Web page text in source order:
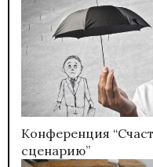
Конференция
сценарию”